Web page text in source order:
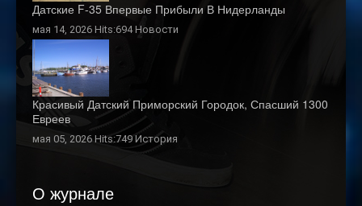
Датские F-35 Впервые Прибыли В Нидерланды
мая 14, 2026 Hits:694Новости
Красивый Датский Приморский Городок, Спасший 1300
Евреев
мая 05, 2026 Hits:749 История
О журнале